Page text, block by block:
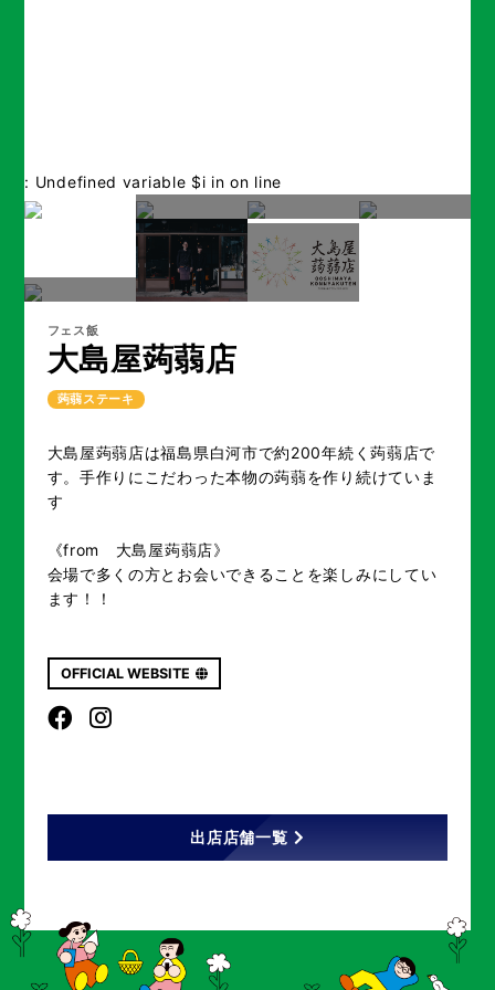
: Undefined variable $i inon line
フェス飯
大島屋蒟蒻店
蒟蒻ステーキ
大島屋蒟蒻店は福島県白河市で約200年続く蒟蒻店で
す。手作りにこだわった本物の蒟蒻を作り続けていま
す
《from 大島屋蒟蒻店》
会場で多くの方とお会いできることを楽しみにしてい
ます！！
OFFICIAL WEBSITE
出店店舗一覧